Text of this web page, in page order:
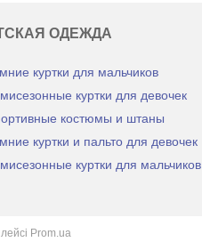
ОДЕЖДА
куртки для мальчиков
куртки для девочек
костюмы и штаны
куртки и пальто для девочек
куртки для мальчиков
Prom.ua